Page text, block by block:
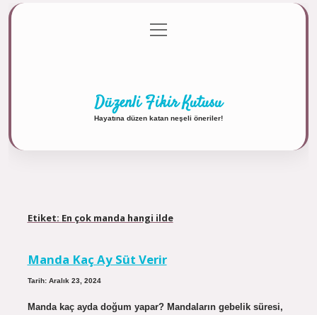
Gizlilik Politikası
menüyü
aç
Düzenli Fikir Kutusu
Hayatına düzen katan neşeli öneriler!
Etiket: En çok manda hangi ilde
Manda Kaç Ay Süt Verir
Tarih: Aralık 23, 2024
Manda kaç ayda doğum yapar? Mandaların gebelik süresi,